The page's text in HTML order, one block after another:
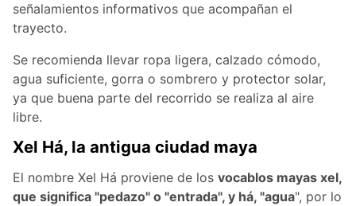
señalamientos informativos que acompañan el
trayecto.
Se recomienda llevar ropa ligera, calzado cómodo,
agua suficiente, gorra o sombrero y protector solar,
ya que buena parte del recorrido se realiza al aire
libre.
Xel Há, la antigua ciudad maya
El nombre Xel Há proviene de los vocablos mayas xel,
que significa "pedazo" o "entrada", y há, "agua", por lo